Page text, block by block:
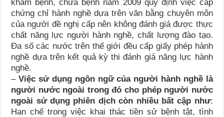
khám bệnh, chữa bệnh năm 2009 quy định việc cấp
chứng chỉ hành nghề dựa trên văn bằng chuyên môn
của người đề nghị cấp nên không đánh giá được thực
chất năng lực người hành nghề, chất lượng đào tạo.
Đa số các nước trên thế giới đều cấp giấy phép hành
nghề dựa trên kết quả kỳ thi đánh giá năng lực hành
nghề.
–Việc sử dụng ngôn ngữ của người hành nghề là
người nước ngoài trong đó cho phép người nước
ngoài sử dụng phiên dịch còn nhiều bất cập như:
Hạn chế trong việc khai thác tiền sử bệnh tật, tình